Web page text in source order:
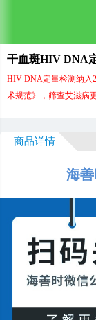
干血斑HIV DNA
HIV DNA定量检测纳入
术规范》，筛查艾滋病
商品详情
海